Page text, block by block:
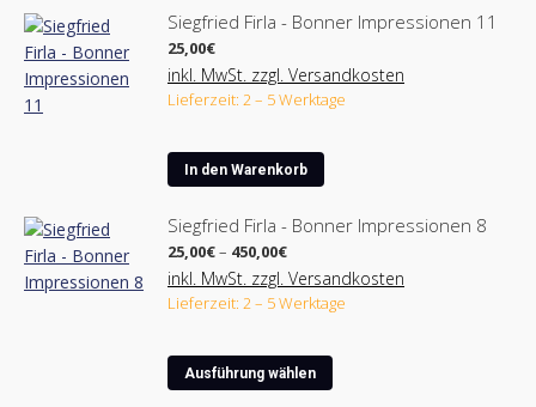
der
gewählt
werden
weist
mehrere
Varianten
auf.
der
gewählt
werden
Siegfried Firla - Bonner Impressionen 11
25,00€
inkl. MwSt. zzgl. Versandkosten
Lieferzeit: 2 – 5 Werktage
In den Warenkorb
Siegfried Firla - Bonner Impressionen 8
25,00€– 450,00€Preisspanne:
25,00€
bis
450,00€
inkl. MwSt. zzgl. Versandkosten
Lieferzeit: 2 – 5 Werktage
Ausführung wählen
Dieses
Produkt